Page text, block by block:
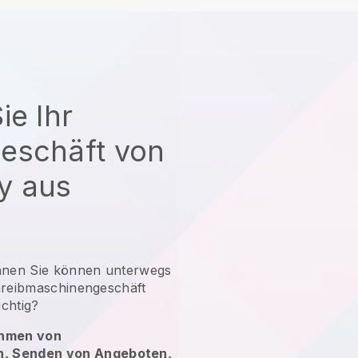
Ihr
von
aus
Sie können unterwegs
von
Senden von Angeboten,